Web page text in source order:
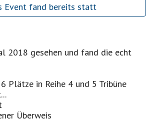
Event fand bereits statt
2018 gesehen und fand die echt
Plätze in Reihe 4 und 5 Tribüne
Überweis